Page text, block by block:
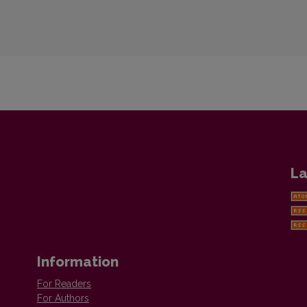
Information
For Readers
For Authors